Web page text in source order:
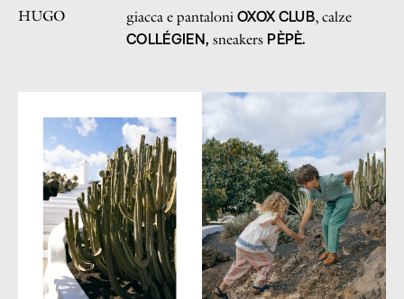
HUGO giacca e pantaloni OXOX CLUB, calze
COLLÉGIEN, sneakers PÈPÈ.